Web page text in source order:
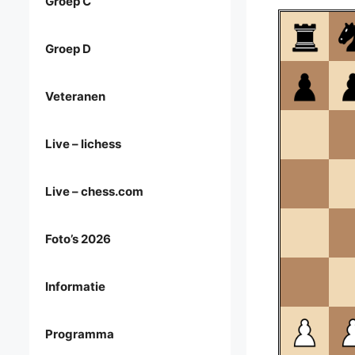
Groep D
Veteranen
Live – lichess
Live – chess.com
Foto’s 2026
Informatie
Programma